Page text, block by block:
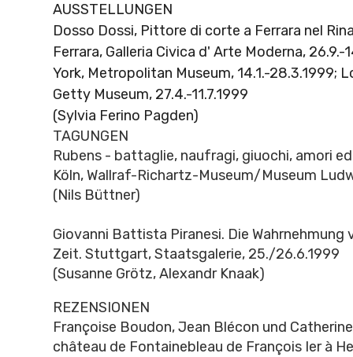
AUSSTELLUNGEN
Dosso Dossi, Pittore di corte a Ferrara nel
Ferrara, Galleria Civica d' Arte Moderna, 26.9.-
York, Metropolitan Museum, 14.1.-28.3.1999;
Getty Museum, 27.4.-11.7.1999
(Sylvia Ferino Pagden)
TAGUNGEN
Rubens - battaglie, naufragi, giuochi, amori
Köln, Wallraf-Richartz-Museum/Museum
(Nils Büttner)
Giovanni Battista Piranesi. Die Wahrnehmung
Zeit. Stuttgart, Staatsgalerie, 25./26.6.1999
(Susanne Grötz, Alexandr Knaak)
REZENSIONEN
Françoise Boudon, Jean Blécon und
château de Fontainebleau de François Ier à